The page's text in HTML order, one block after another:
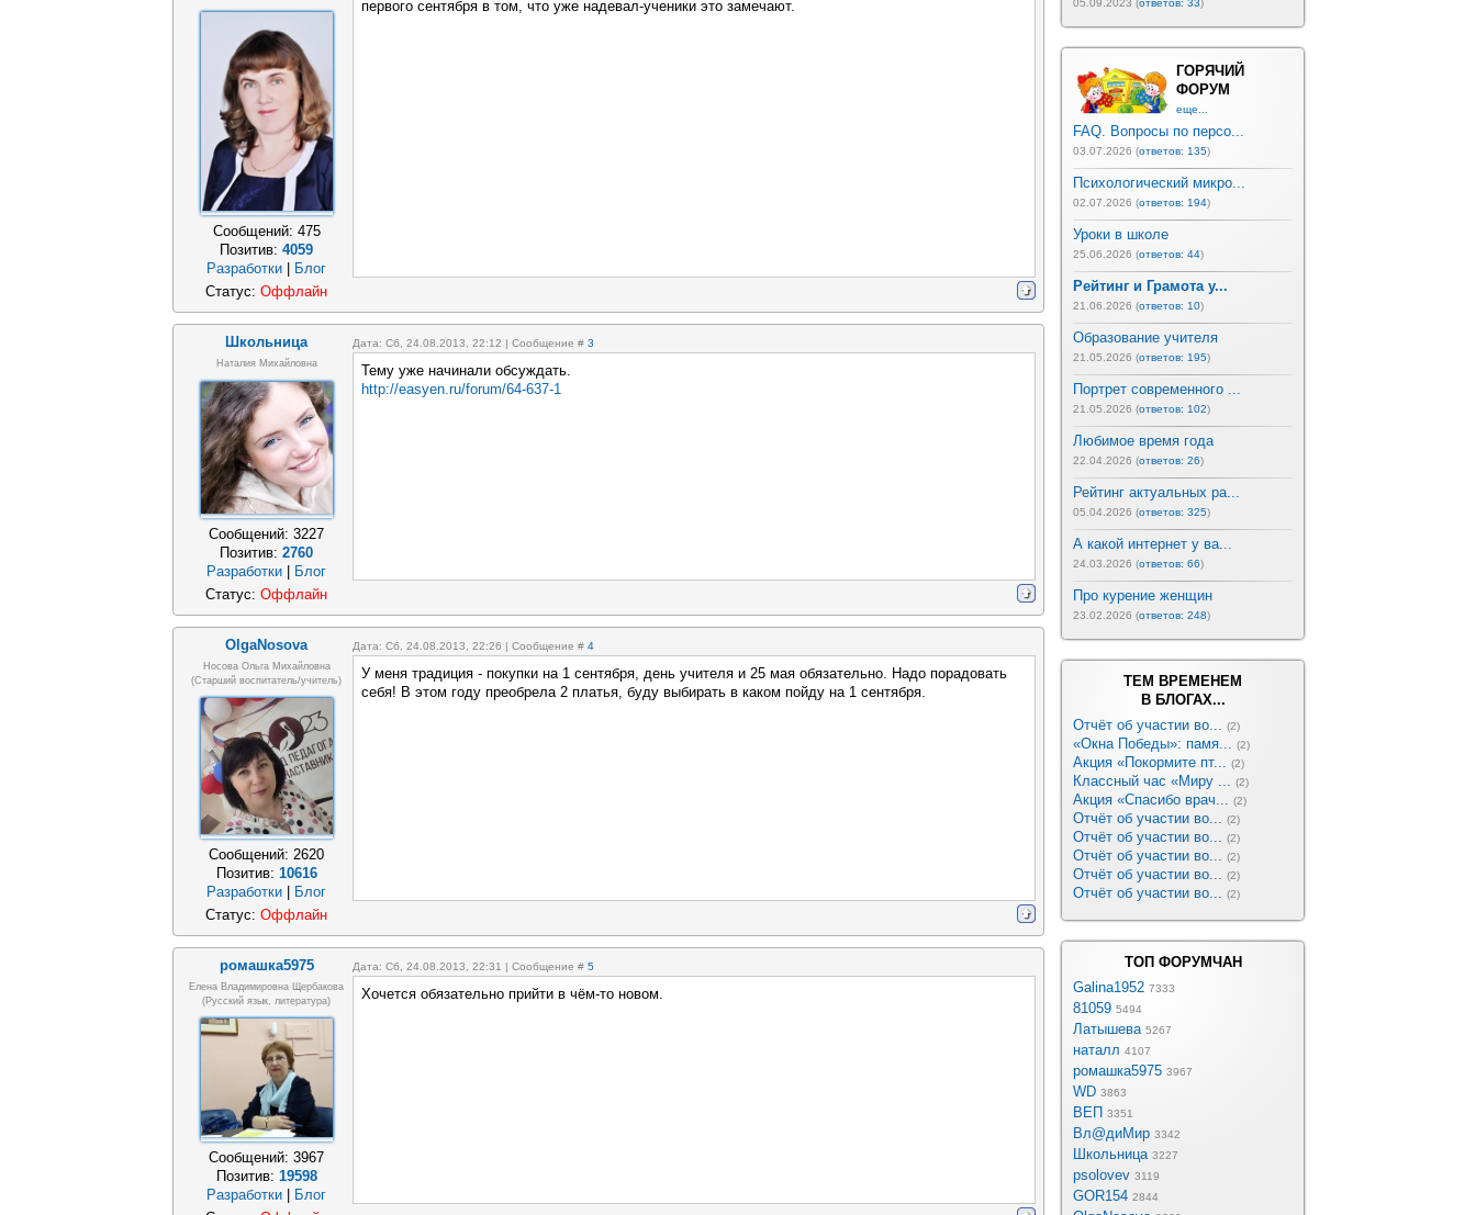
Сообщений: 475
Позитив: 4059
Разработки
Блог
первого сентября в том, что уже надевал-ученики это замечают.
Статус: Оффлайн
Школьница Дата: Сб, 24.08.2013, 22:12 | Сообщение # 3
Наталия Михайловна
Сообщений: 3227
Позитив: 2760
Разработки
Блог
Тему уже начинали обсуждать.
http://easyen.ru/forum/64-637-1
Статус: Оффлайн
OlgaNosova Дата: Сб, 24.08.2013, 22:26 | Сообщение # 4
Носова Ольга Михайловна
(старший воспитатель/учитель)
Сообщений: 2620
Позитив: 10616
Разработки
Блог
У меня традиция - покупки на 1 сентября, день учителя и 25 мая обязательно. Надо порадовать
себя! В этом году преобрела 2 платья, буду выбирать в каком пойду на 1 сентября.
Статус: Оффлайн
ромашка5975 Дата: Сб, 24.08.2013, 22:31 | Сообщение # 5
Елена Владимировна Щербакова
(русский язык, литература)
Сообщений: 3967
Позитив: 19598
Разработки
Блог
Хочется обязательно прийти в чём-то новом.
05.09.2023 (ответов: 33)
ГОРЯЧИЙ
ФОРУМ
еще...
FAQ. Вопросы по персо...
03.07.2026 (ответов: 135)
Психологический микро...
02.07.2026 (ответов: 194)
Уроки в школе
25.06.2026 (ответов: 44)
Рейтинг и Грамота у...
21.06.2026 (ответов: 10)
Образование учителя
21.05.2026 (ответов: 195)
Портрет современного ...
21.05.2026 (ответов: 102)
Любимое время года
22.04.2026 (ответов: 26)
Рейтинг актуальных ра...
05.04.2026 (ответов: 325)
А какой интернет у ва...
24.03.2026 (ответов: 66)
Про курение женщин
23.02.2026 (ответов: 248)
ТЕМ ВРЕМЕНЕМ
В БЛОГАХ...
Отчёт об участии во... (2)
«Окна Победы»: памя... (2)
Акция «Покормите пт... (2)
Классный час «Миру ... (2)
Акция «Спасибо врач... (2)
Отчёт об участии во... (2)
Отчёт об участии во... (2)
Отчёт об участии во... (2)
Отчёт об участии во... (2)
Отчёт об участии во... (2)
ТОП ФОРУМЧАН
Galina1952 7333
81059 5494
Латышева 5267
наталл 4107
ромашка5975 3967
WD 3863
ВЕП 3351
Вл@диМир 3342
Школьница 3227
psolovev 3119
GOR154 2844